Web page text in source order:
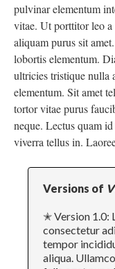
pulvinar elementum
vitae. Ut porttitor leo
aliquam purus sit
lobortis elementum.
ultricies tristique nulla
elementum. Sit amet
tortor vitae purus
neque. Lectus quam
viverra tellus in.
Versions of
✭ Version 1.0:
consectetur
tempor
aliqua.